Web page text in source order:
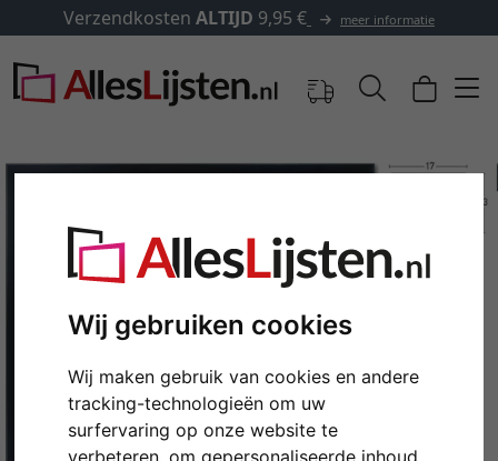
Wij gebruiken cookies
Wij maken gebruik van cookies en andere
tracking-technologieën om uw
surfervaring op onze website te
verbeteren, om gepersonaliseerde inhoud
ALTIJD9,95 € meer informatie
Terug